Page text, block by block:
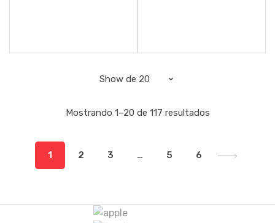
Mostrando 1–20 de 117 resultados
1 2 3 … 5 6